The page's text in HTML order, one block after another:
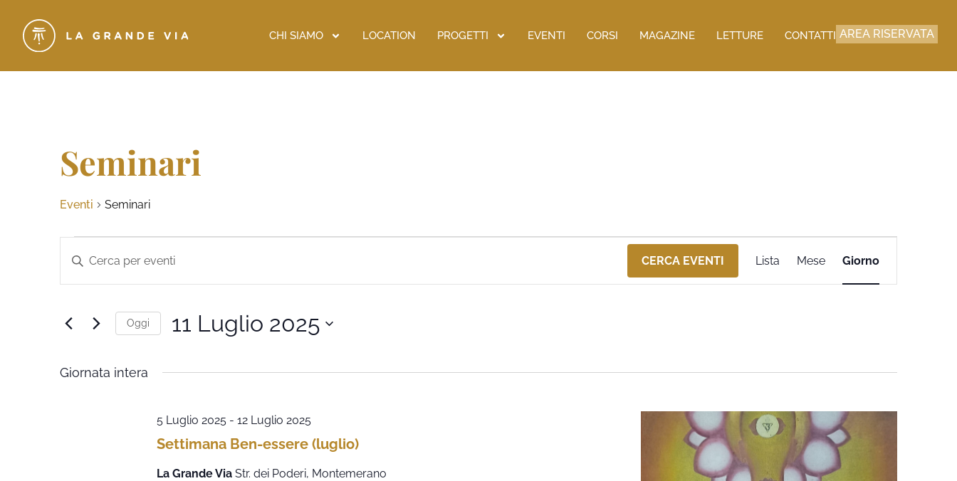
CHI SIAMO LOCATION PROGETTI EVENTI CORSI MAGAZINE LETTURE CONTATTI AREA RISERVATA
Seminari
Eventi Seminari
Eventi
Ricerca
viste
Navigazione
Parola
Cerca
Parola
Chiave.
CERCA EVENTI
Viste
Lista Mese Giorno
Oggi 11 Luglio 2025
Giornata intera
Settimana Ben-essere (luglio)
5 Luglio 2025- 12 Luglio 2025
La Grande Via Str. dei Poderi, Montemerano